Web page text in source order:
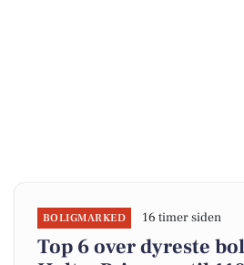
BOLIGMARKED 16 timer siden
Top 6 over dyreste